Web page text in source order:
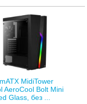
MidiTower
AeroCool Bolt Mini
Glass, без ...